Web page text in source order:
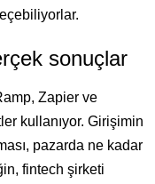
sonuçlar
Zapier ve
kullanıyor. Girişimin
pazarda ne kadar
fintech şirketi